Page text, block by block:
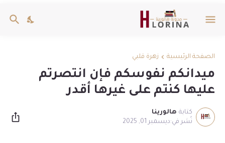
الصفحة الرئيسية زهرة قلبي
ميدانكم نفوسكم فإن انتصرتم
عليها كنتم على غيرها أقدر
كتابة هالورينا
ديسمبر 01, 2025